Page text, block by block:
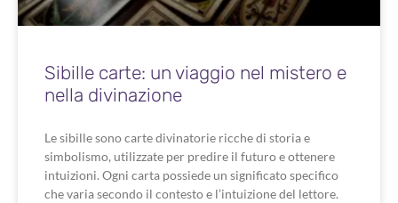
Sibille carte: un viaggio nel mistero e
nella divinazione
Le sibille sono carte divinatorie ricche di storia e
simbolismo, utilizzate per predire il futuro e ottenere
intuizioni. Ogni carta possiede un significato specifico
che varia secondo il contesto e l’intuizione del lettore.